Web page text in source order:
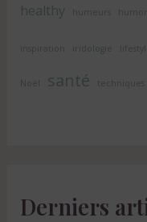
healthy humeurs
inspiration iridologie
Noël santé techniques
Derniers